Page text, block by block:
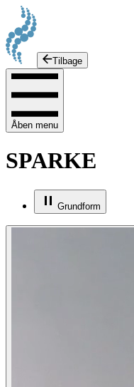
Tilbage
Åben menu
SPARKE
Grundform